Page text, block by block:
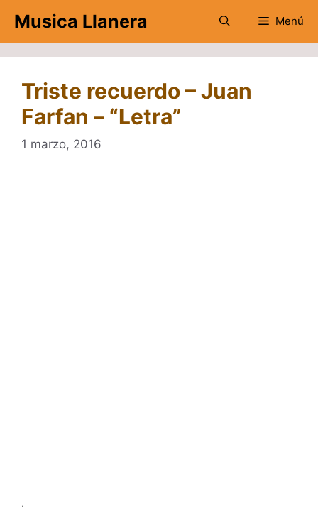
contenido
Musica Llanera Menú
Triste recuerdo – Juan
Farfan – “Letra”
1 marzo, 2016